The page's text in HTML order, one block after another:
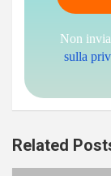
Non
sulla
Related